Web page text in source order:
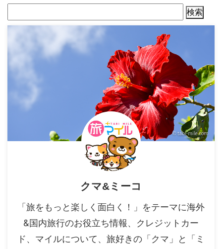
クマ&ミーコ
「旅をもっと楽しく面白く！」をテーマに海外
&国内旅行のお役立ち情報、クレジットカー
ド、マイルについて、旅好きの「クマ」と「ミ